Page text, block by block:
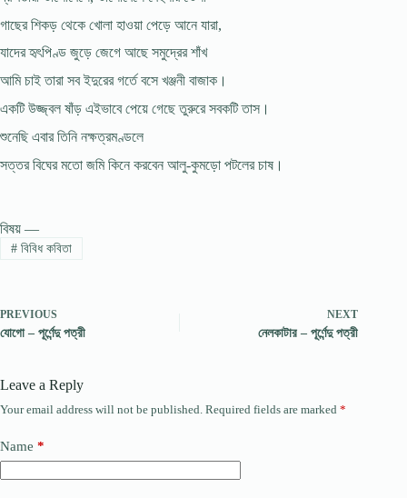
গাছের শিকড় থেকে খোলা হাওয়া পেড়ে আনে যারা,
যাদের হৃৎপিণ্ড জুড়ে জেগে আছে সমুদ্রের শাঁখ
আমি চাই তারা সব ইদুরের গর্তে বসে খঞ্জনী বাজাক।
একটি উজ্জ্বল ষাঁড় এইভাবে পেয়ে গেছে তুরুরে সবকটি তাস।
শুনেছি এবার তিনি নক্ষত্রমণ্ডলে
সত্তর বিঘের মতো জমি কিনে করবেন আলু-কুমড়ো পটলের চাষ।
বিষয় —
#বিবিধ কবিতা
PREVIOUS
যোগো – পূর্ণেন্দু পত্রী
NEXT
নেলকাটার – পূর্ণেন্দু পত্রী
Leave a Reply
Your email address will not be published. Required fields are marked *
Name *